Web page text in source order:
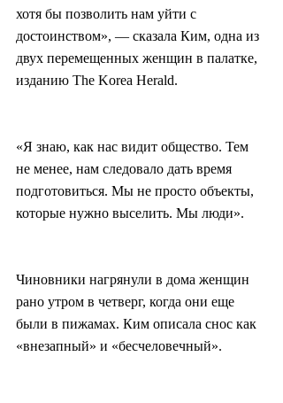
хотя бы позволить нам уйти с
достоинством», — сказала Ким, одна из
двух перемещенных женщин в палатке,
изданию The Korea Herald.
«Я знаю, как нас видит общество. Тем
не менее, нам следовало дать время
подготовиться. Мы не просто объекты,
которые нужно выселить. Мы люди».
Чиновники нагрянули в дома женщин
рано утром в четверг, когда они еще
были в пижамах. Ким описала снос как
«внезапный» и «бесчеловечный».